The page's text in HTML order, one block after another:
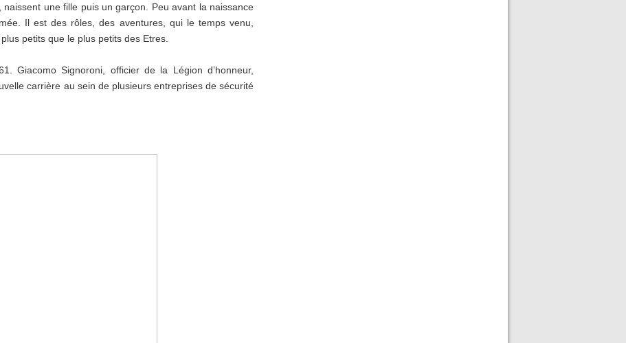
une fille puis un garçon. Peu avant la naissance
Il est des rôles, des aventures, qui le temps venu,
petits que le plus petits des Etres.
Giacomo Signoroni, officier de la Légion d’honneur,
carrière au sein de plusieurs entreprises de sécurité